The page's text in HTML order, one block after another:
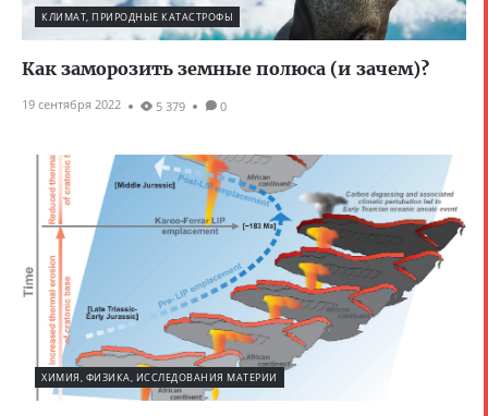
КЛИМАТ, ПРИРОДНЫЕ КАТАСТРОФЫ
Как заморозить земные полюса (и зачем)?
19 сентября 2022 5 379 0
ХИМИЯ, ФИЗИКА, ИССЛЕДОВАНИЯ МАТЕРИИ